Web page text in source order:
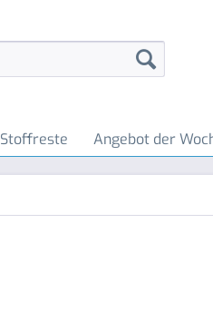
Stoffreste Angebot der